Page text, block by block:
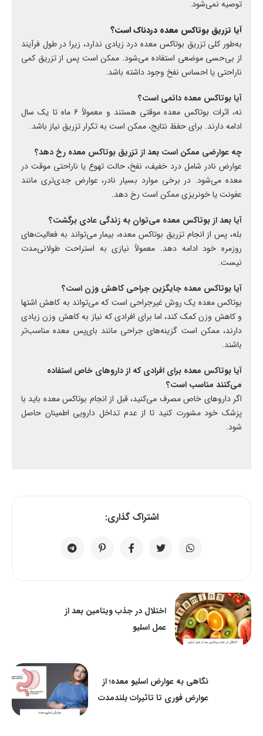
توصیه نمی‌شود.
آیا تزریق بوتاکس معده دردناک است؟
به‌طور کلی تزریق بوتاکس معده درد زیادی ندارد، زیرا در طول فرآیند
از بی‌حسی موضعی استفاده می‌شود. ممکن است پس از تزریق کمی
ناراحتی یا احساس نفخ وجود داشته باشد.
آیا بوتاکس معده دائمی است؟
نه، اثرات بوتاکس معده موقتی هستند و معمولاً ۶ ماه تا یک سال
ادامه دارند. برای حفظ نتایج، ممکن است به تکرار تزریق نیاز باشد.
چه عوارضی ممکن است بعد از تزریق بوتاکس معده رخ دهد؟
عوارض نادر شامل درد خفیف، نفخ، حالت تهوع یا ناراحتی موقت در
معده می‌شود. در برخی موارد بسیار نادر، عوارض جدی‌تری مانند
عفونت یا خونریزی ممکن است رخ دهد.
آیا بعد از بوتاکس معده می‌توان به زندگی عادی برگشت؟
بله، پس از انجام تزریق بوتاکس معده، بیمار می‌تواند به فعالیت‌های
روزمره خود ادامه دهد. معمولاً نیازی به استراحت طولانی‌مدت
نیست.
آیا بوتاکس معده جایگزین جراحی کاهش وزن است؟
بوتاکس معده یک روش غیرجراحی است که می‌تواند به کاهش اشتها
و کاهش وزن کمک کند، اما برای افرادی که نیاز به کاهش وزن زیادی
دارند، ممکن است گزینه‌های جراحی مانند بای‌پس معده مناسب‌تر
باشند.
آیا بوتاکس معده برای افرادی که از داروهای خاص استفاده
می‌کنند مناسب است؟
اگر داروهای خاص مصرف می‌کنید، قبل از انجام بوتاکس معده باید با
پزشک خود مشورت کنید تا از عدم تداخل دارویی اطمینان حاصل
شود.
اشتراک گذاری:
اختلال در جذب ویتامین بعد از
عمل اسلیو
نگاهی به عوارض اسلیو معده؛ از
عوارض فوری تا تاثیرات بلندمدت